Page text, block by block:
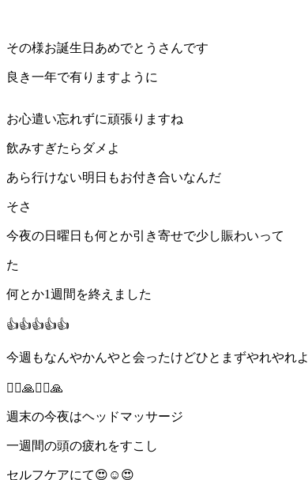
その様お誕生日あめでとうさんです
良き一年で有りますように
お心遣い忘れずに頑張りますね
飲みすぎたらダメよ
あら行けない明日もお付き合いなんだ
そさ
今夜の日曜日も何とか引き寄せで少し賑わいって
た
何とか1週間を終えました
👍👍👍👍👍
今週もなんやかんやと会ったけどひとまずやれやれよ
🙇‍♂️🙏🙇‍♂️🙏
週末の今夜はヘッドマッサージ
一週間の頭の疲れをすこし
セルフケアにて😍☺😍